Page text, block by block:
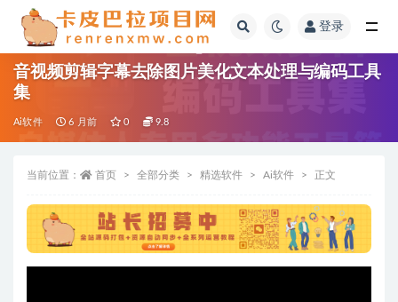
登录
音视频剪辑字幕去除图片美化文本处理与编码工具
集
Ai软件 6 月前 0 9.8
当前位置： 首页 全部分类 精选软件 Ai软件 正文
全部